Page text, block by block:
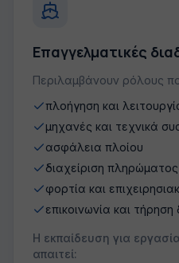
Επαγγελματικές
Περιλαμβάνουν ρόλους
πλοήγηση και
μηχανές και τεχνικά
ασφάλεια πλοίου
διαχείριση πληρώματος
φορτία και
επικοινωνία και
Η εκπαίδευση για
απαιτεί: